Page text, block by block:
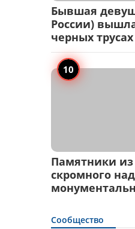
Бывшая
России)
черных трусах
Памятники из
скромного
Сообщество